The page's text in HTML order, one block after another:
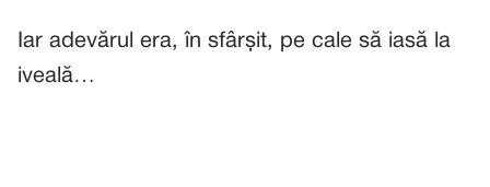
Iar adevărul era, în sfârșit, pe cale să iasă la
iveală…